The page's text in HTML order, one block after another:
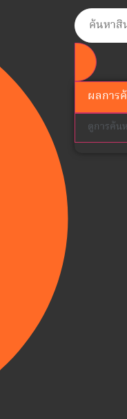
ผลการ
ดูการค้น